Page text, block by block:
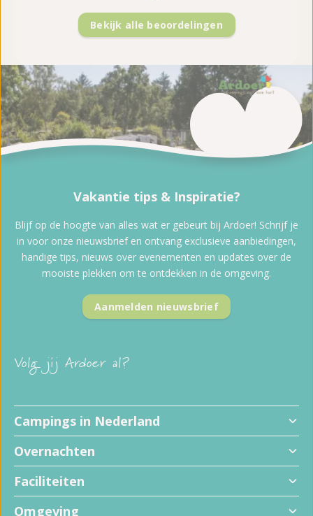
Bekijk alle beoordelingen
Volg jij Ardoer al?
Campings in Nederland
Overnachten
Faciliteiten
Omgeving
Vakantie tips & Inspiratie?
Blijf op de hoogte van alles wat er gebeurt bij Ardoer! Schrijf je
in voor onze nieuwsbrief en ontvang exclusieve aanbiedingen,
handige tips, nieuws over evenementen en updates over de
mooiste plekken om te ontdekken in de omgeving.
Aanmelden nieuwsbrief